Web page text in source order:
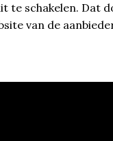
te schakelen. Dat
van de